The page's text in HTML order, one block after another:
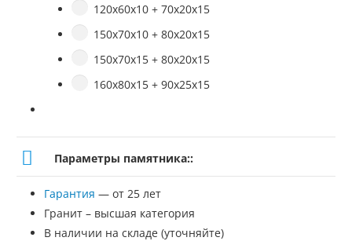
120х60х10 + 70х20х15
150х70х10 + 80х20х15
150х70х15 + 80х20х15
160х80х15 + 90х25х15
Параметры памятника::
Гарантия — от 25 лет
Гранит – высшая категория
В наличии на складе (уточняйте)